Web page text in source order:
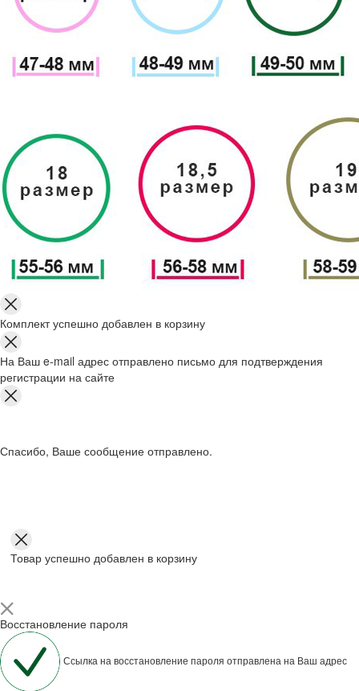
Комплект успешно добавлен в корзину
На Ваш e-mail адрес отправлено письмо для подтверждения
регистрации на сайте
Спасибо, Ваше сообщение отправлено.
Товар успешно добавлен в корзину
Восстановление пароля
Ссылка на восстановление пароля отправлена на Ваш адрес